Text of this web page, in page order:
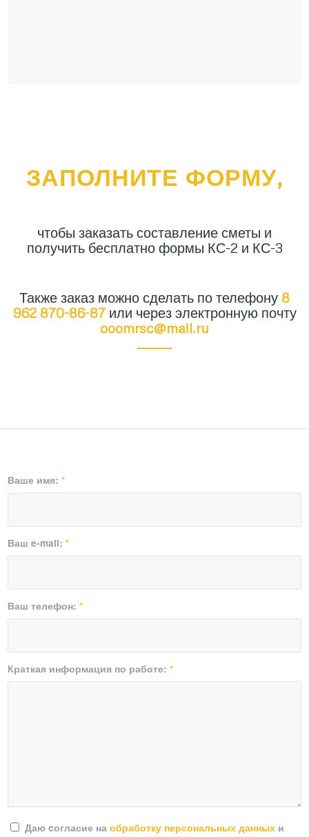
ЗАПОЛНИТЕ ФОРМУ,
чтобы заказать составление сметы и
получить бесплатно формы КС-2 и КС-3
Также заказ можно сделать по телефону 8
962 870-86-87или через электронную почту
ooomrsc@mail.ru
Ваше имя:*
Ваш e-mail:*
Ваш телефон:*
Краткая информация по работе:*
Даю cогласие наобработку персональных данных и